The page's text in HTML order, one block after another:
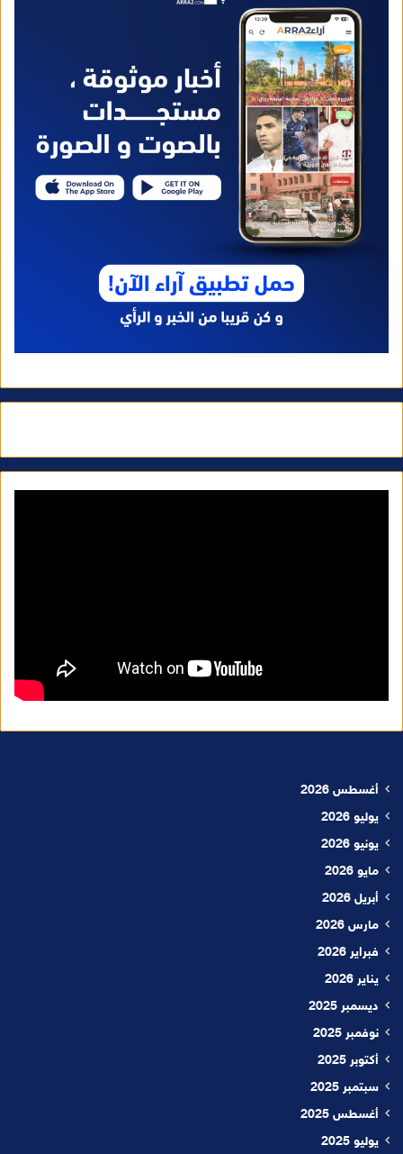
أغسطس 2026
يوليو 2026
يونيو 2026
مايو 2026
أبريل 2026
مارس 2026
فبراير 2026
يناير 2026
ديسمبر 2025
نوفمبر 2025
أكتوبر 2025
سبتمبر 2025
أغسطس 2025
يوليو 2025